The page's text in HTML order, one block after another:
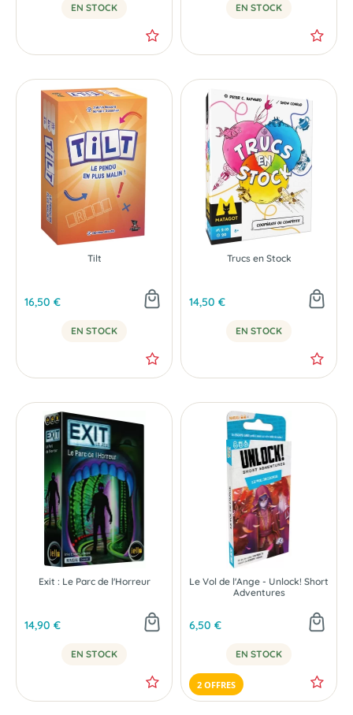
EN STOCK EN STOCK
Tilt
16,50 €
EN STOCK
Trucs en Stock
14,50 €
EN STOCK
Exit : Le Parc de l'Horreur
14,90 €
EN STOCK
Le Vol de l'Ange - Unlock! Short
Adventures
6,50 €
EN STOCK
2 OFFRES